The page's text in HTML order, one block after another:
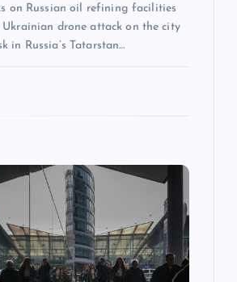
on Russian oil refining facilities
Ukrainian drone attack on the city
in Russia’s Tatarstan…